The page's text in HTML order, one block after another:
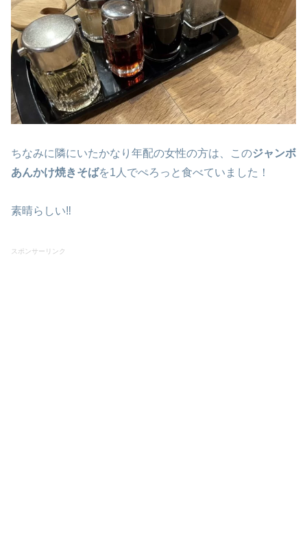
ちなみに隣にいたかなり年配の女性の方は、このジャンボ
あんかけ焼きそばを1人でぺろっと食べていました！
素晴らしい‼
スポンサーリンク